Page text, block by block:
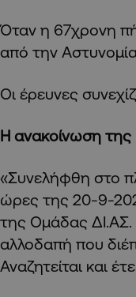
Όταν η 67χρονη
από την Αστυνομία.
Οι έρευνες
Η ανακοίνωση
«Συνελήφθη στο
ώρες της 20-9-
της Ομάδας
αλλοδαπή που
Αναζητείται και